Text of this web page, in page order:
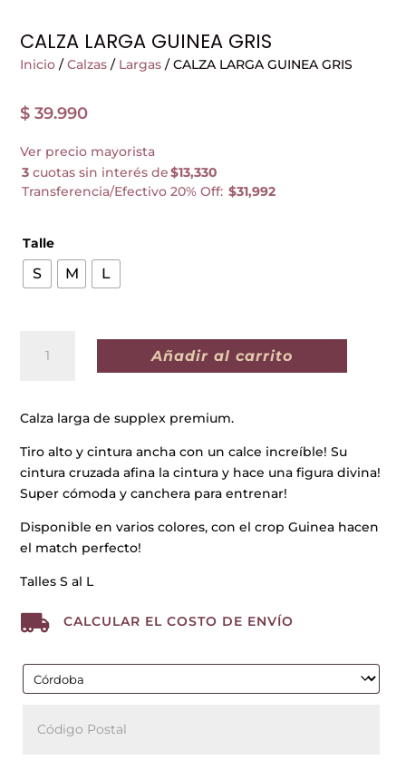
CALZA LARGA GUINEA GRIS
Inicio /Calzas / Largas / CALZA LARGA GUINEA GRIS
$ 39.990
Ver precio mayorista
3 cuotas sin interés de$13,330
Transferencia/Efectivo 20% Off: $31,992
Talle
S M L
LARGA
cantidad
Añadir al carrito
Calza larga de supplex premium.
Tiro alto y cintura ancha con un calce increíble! Su
cintura cruzada afina la cintura y hace una figura divina!
Super cómoda y canchera para entrenar!
Disponible en varios colores, con el crop Guinea hacen
el match perfecto!
Talles S al L
 CALCULAR EL COSTO DE ENVÍO